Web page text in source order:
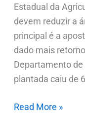
Estadual da
devem reduzir a
principal é a
dado mais
Departamento de
plantada caiu de
Read More »